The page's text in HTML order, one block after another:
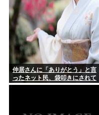
仲居さんに「ありがとう」と言
ったネット民、袋叩きにされて
しまう…